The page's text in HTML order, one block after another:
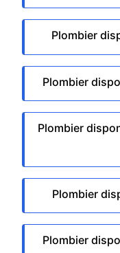
Plombier
Plombier
Plombier
Plombier
Plombier